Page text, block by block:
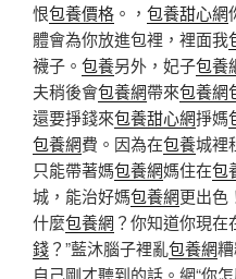
恨包養價格 。， 包養甜心網
體會為你放進包裡，裡面我
襪子。 包養另外，妃子包養
夫稍後會包養網帶來包養網
還要掙錢來包養甜心網掙媽
包養網費。因為在包養城裡
只能帶著媽包養網媽住在包
城，能治好媽包養網更出色
什麼包養網 ？你知道你現在
錢？”藍沐腦子裡亂包養網
自己剛才聽到的話。網“你